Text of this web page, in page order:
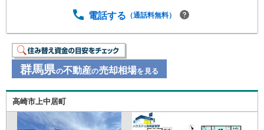
電話する （通話料無料）
群馬県の不動産の売却相場を見る
高崎市上中居町